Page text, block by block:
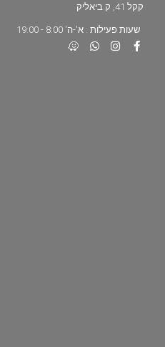
קקל 41, ק.ביאליק
שעות פעילות : א'-ה' 8:00 - 19:00